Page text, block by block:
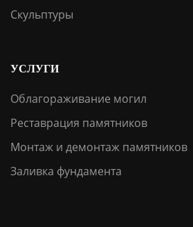
Скульптуры
УСЛУГИ
Облагораживание могил
Реставрация памятников
Монтаж и демонтаж памятников
Заливка фундамента